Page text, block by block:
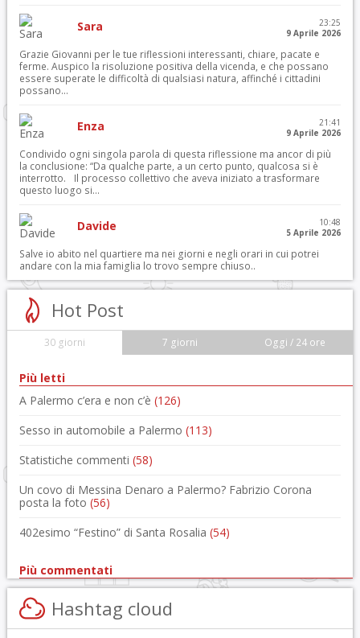
Sara
23:25
9 Aprile 2026
Grazie Giovanni per le tue riflessioni interessanti, chiare, pacate e
ferme. Auspico la risoluzione positiva della vicenda, e che possano
essere superate le difficoltà di qualsiasi natura, affinché i cittadini
possano...
Enza
21:41
9 Aprile 2026
Condivido ogni singola parola di questa riflessione ma ancor di più
la conclusione: “Da qualche parte, a un certo punto, qualcosa si è
interrotto. Il processo collettivo che aveva iniziato a trasformare
questo luogo si...
Davide
10:48
5 Aprile 2026
Salve io abito nel quartiere ma nei giorni e negli orari in cui potrei
andare con la mia famiglia lo trovo sempre chiuso..
Hot Post
30 giorni 7 giorni Oggi / 24 ore
Più letti
A Palermo c’era e non c’è (126)
Sesso in automobile a Palermo (113)
Statistiche commenti (58)
Un covo di Messina Denaro a Palermo? Fabrizio Corona
posta la foto (56)
402esimo “Festino” di Santa Rosalia (54)
Più commentati
Hashtag cloud